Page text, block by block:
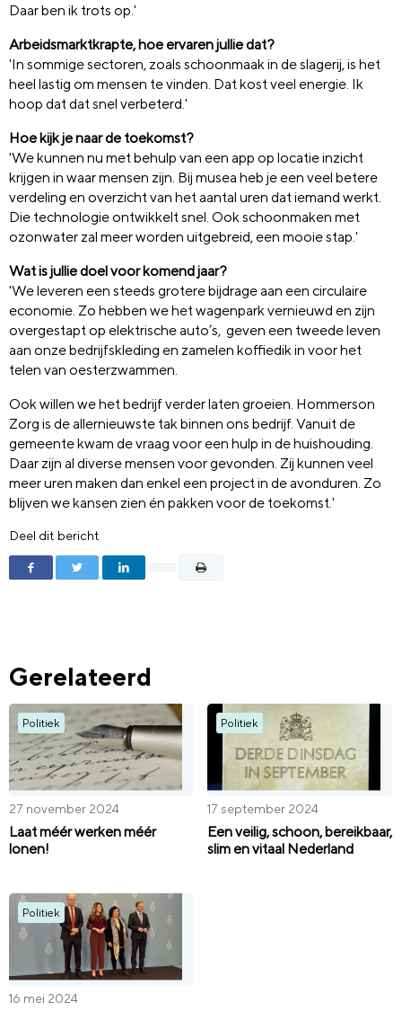
Daar ben ik trots op.'
Arbeidsmarktkrapte, hoe ervaren jullie dat?
'In sommige sectoren, zoals schoonmaak in de slagerij, is het
heel lastig om mensen te vinden. Dat kost veel energie. Ik
hoop dat dat snel verbeterd.'
Hoe kijk je naar de toekomst?
'We kunnen nu met behulp van een app op locatie inzicht
krijgen in waar mensen zijn. Bij musea heb je een veel betere
verdeling en overzicht van het aantal uren dat iemand werkt.
Die technologie ontwikkelt snel. Ook schoonmaken met
ozonwater zal meer worden uitgebreid, een mooie stap.'
Wat is jullie doel voor komend jaar?
'We leveren een steeds grotere bijdrage aan een circulaire
economie. Zo hebben we het wagenpark vernieuwd en zijn
overgestapt op elektrische auto’s, geven een tweede leven
aan onze bedrijfskleding en zamelen koffiedik in voor het
telen van oesterzwammen.
Ook willen we het bedrijf verder laten groeien. Hommerson
Zorg is de allernieuwste tak binnen ons bedrijf. Vanuit de
gemeente kwam de vraag voor een hulp in de huishouding.
Daar zijn al diverse mensen voor gevonden. Zij kunnen veel
meer uren maken dan enkel een project in de avonduren. Zo
blijven we kansen zien én pakken voor de toekomst.'
Deel dit bericht
Gerelateerd
Politiek
27 november 2024
Laat méér werken méér
lonen!
Politiek
17 september 2024
Een veilig, schoon, bereikbaar,
slim en vitaal Nederland
Politiek
16 mei 2024